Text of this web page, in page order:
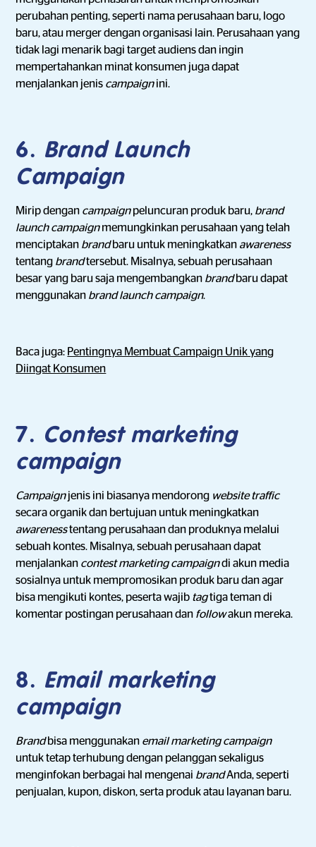
perubahan penting, seperti nama perusahaan baru, logo
baru, atau merger dengan organisasi lain. Perusahaan yang
tidak lagi menarik bagi target audiens dan ingin
mempertahankan minat konsumen juga dapat
menjalankan jenis campaignini.
6. Brand Launch
Campaign
Mirip dengan campaignpeluncuran produk baru, brand
launch campaignmemungkinkan perusahaan yang telah
menciptakan brandbaru untuk meningkatkan awareness
tentang brandtersebut. Misalnya, sebuah perusahaan
besar yang baru saja mengembangkan brandbaru dapat
menggunakan brand launch campaign.
Baca juga: Pentingnya Membuat Campaign Unik yang
Diingat Konsumen
7. Contest marketing
campaign
Campaignjenis ini biasanya mendorong website traffic
secara organik dan bertujuan untuk meningkatkan
awarenesstentang perusahaan dan produknya melalui
sebuah kontes. Misalnya, sebuah perusahaan dapat
menjalankan contest marketing campaigndi akun media
sosialnya untuk mempromosikan produk baru dan agar
bisa mengikuti kontes, peserta wajib tagtiga teman di
komentar postingan perusahaan dan followakun mereka.
8. Email marketing
campaign
Brandbisa menggunakan email marketing campaign
untuk tetap terhubung dengan pelanggan sekaligus
menginfokan berbagai hal mengenai brandAnda, seperti
penjualan, kupon, diskon, serta produk atau layanan baru.